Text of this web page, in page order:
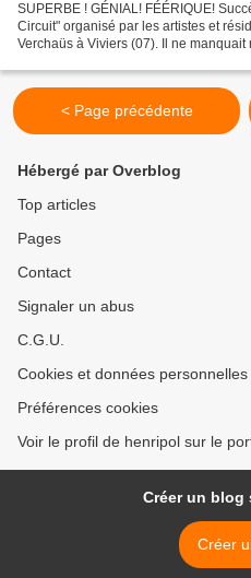
SUPERBE ! GÉNIAL! FÉÉRIQUE!
Circuit" organisé par les artistes et
Verchaüs à Viviers (07). Il ne
< Page précédente
Hébergé par Overblog
Top articles
Pages
Contact
Signaler un abus
C.G.U.
Cookies et données personnelles
Préférences cookies
Voir le profil de henripol sur le
Créer un blog
Créer